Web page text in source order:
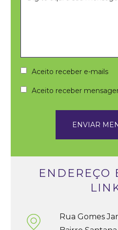
Aceito receber e-mails
Aceito receber
ENDEREÇO
Rua Gomes